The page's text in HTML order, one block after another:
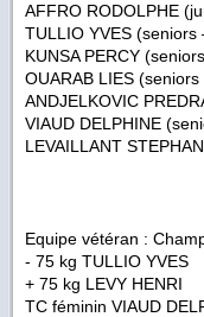
AFFRO RODOLPHE
TULLIO YVES (seniors
KUNSA PERCY
OUARAB LIES (seniors
ANDJELKOVIC
VIAUD DELPHINE
LEVAILLANT
Equipe vétéran :
- 75 kg TULLIO YVES
+ 75 kg LEVY HENRI
TC féminin VIAUD